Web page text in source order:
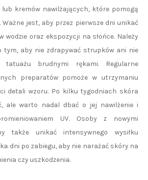
kremów nawilżających, które pomogą
Ważne jest, aby przez pierwsze dni unikać
wodzie oraz ekspozycji na słońce. Należy
tym, aby nie zdrapywać strupków ani nie
tatuażu brudnymi rękami. Regularne
preparatów pomoże w utrzymaniu
detali wzoru. Po kilku tygodniach skóra
ale warto nadal dbać o jej nawilżenie i
UV. Osoby z nowymi
także unikać intensywnego wysiłku
dni po zabiegu, aby nie narażać skóry na
czy uszkodzenia.